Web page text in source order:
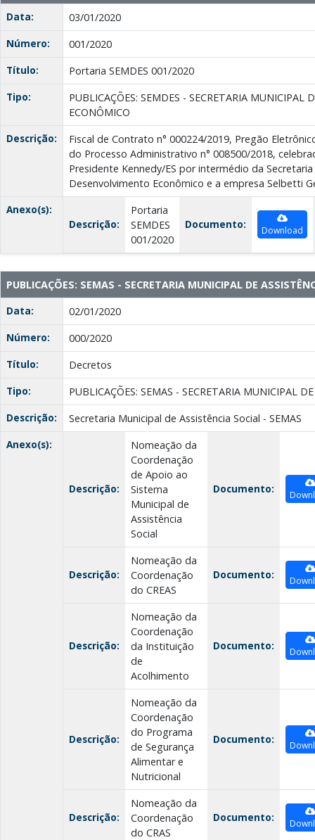
Data:
03/01/2020
Número:
001/2020
Título:
Portaria SEMDES 001/2020
Tipo:
PUBLICAÇÕES: SEMDES - SECRETARIA MUNICIPAL
ECONÔMICO
Descrição:
Fiscal de Contrato n° 000224/2019, Pregão
do Processo Administrativo n° 008500/2018,
Presidente Kennedy/ES por intermédio da
Desenvolvimento Econômico e a empresa Selbetti
Anexo(s):
Descrição:
Portaria
SEMDES
001/2020
Documento: Download
PUBLICAÇÕES: SEMAS - SECRETARIA MUNICIPAL DE
Data:
02/01/2020
Número:
000/2020
Título:
Decretos
Tipo:
PUBLICAÇÕES: SEMAS - SECRETARIA MUNICIPAL
Descrição:
Secretaria Municipal de Assistência Social - SEMAS
Anexo(s):
Descrição:
Nomeação da
Coordenação
de Apoio ao
Sistema
Municipal de
Assistência
Social
Documento:
Descrição:
Nomeação da
Coordenação
do CREAS
Documento:
Descrição:
Nomeação da
Coordenação
da Instituição
de
Acolhimento
Documento:
Descrição:
Nomeação da
Coordenação
do Programa
de Segurança
Alimentar e
Nutricional
Documento:
Descrição:
Nomeação da
Coordenação
do CRAS
Documento: